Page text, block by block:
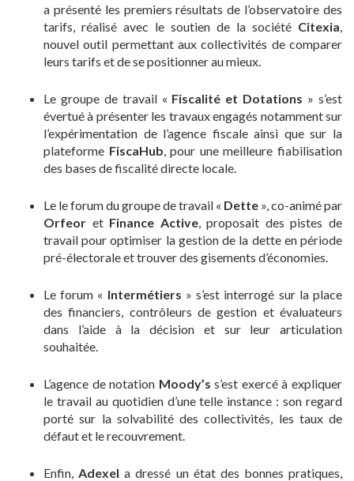
a présenté les premiers résultats de l’observatoire des
tarifs, réalisé avec le soutien de la société Citexia
nouvel outil permettant aux collectivités de comparer
leurs tarifs et de se positionner au mieux.
Le groupe de travail « Fiscalité et Dotations » s’est
évertué à présenter les travaux engagés notamment sur
l’expérimentation de l’agence fiscale ainsi que sur la
plateforme FiscaHub , pour une meilleure fiabilisation
des bases de fiscalité directe locale.
Le le forum du groupe de travail « Dette », co-animé par
Orfeor et Finance Active, proposait des pistes de
travail pour optimiser la gestion de la dette en période
pré-électorale et trouver des gisements d’économies.
Le forum « Intermétiers » s’est interrogé sur la place
des financiers, contrôleurs de gestion et évaluateurs
dans l’aide à la décision et sur leur articulation
souhaitée.
L’agence de notation Moody’s s’est exercé à expliquer
le travail au quotidien d’une telle instance : son regard
porté sur la solvabilité des collectivités, les taux de
défaut et le recouvrement.
Enfin, Adexel a dressé un état des bonnes pratiques,